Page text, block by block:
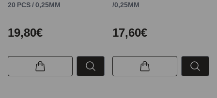
20 PCS / 0,25MM
19,80€
/0,25MM
17,60€